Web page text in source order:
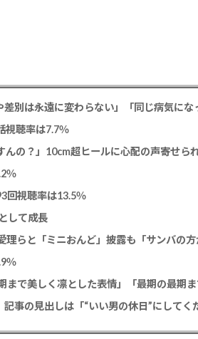
視聴率は7.7％
んの？」10cm超ヒールに心配の声寄せら
％
回視聴率は13.5％
して成長
％